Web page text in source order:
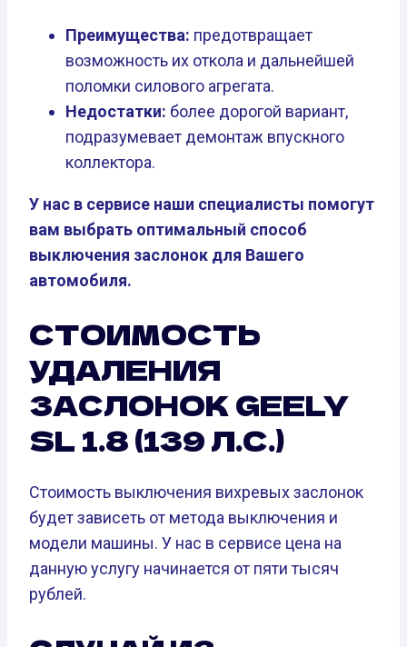
Преимущества: предотвращает
возможность их откола и дальнейшей
поломки силового агрегата.
Недостатки: более дорогой вариант,
подразумевает демонтаж впускного
коллектора.
У нас в сервисе наши специалисты помогут
вам выбрать оптимальный способ
выключения заслонок для Вашего
автомобиля.
СТОИМОСТЬ
УДАЛЕНИЯ
ЗАСЛОНОК GEELY
SL 1.8 (139 Л.С.)
Стоимость выключения вихревых заслонок
будет зависеть от метода выключения и
модели машины. У нас в сервисе цена на
данную услугу начинается от пяти тысяч
рублей.